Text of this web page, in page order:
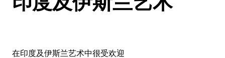
在印度及伊斯兰艺术中很受欢迎